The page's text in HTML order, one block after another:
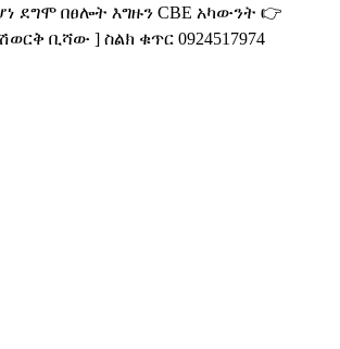
ደግሞ በፀሎት እግዙን CBE አካውንት 👉
ቢሻው ] ስልክ ቁጥር 0924517974